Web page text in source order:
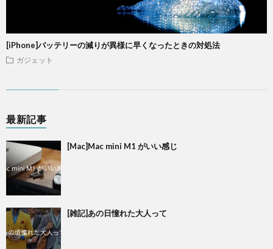
[iPhone]バッテリーの減りが異様に早くなったときの対処法
ガジェット
最新記事
[Mac]Mac mini M1 がいい感じ
[雑記]あの日憧れた大人って